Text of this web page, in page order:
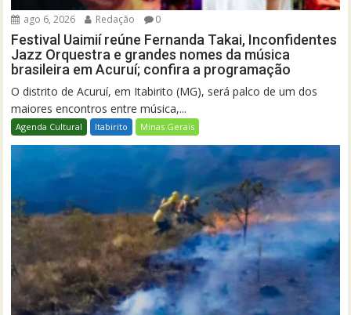
ago 6, 2026 Redação 0
Festival Uaimií reúne Fernanda Takai, Inconfidentes
Jazz Orquestra e grandes nomes da música
brasileira em Acuruí; confira a programação
O distrito de Acuruí, em Itabirito (MG), será palco de um dos
maiores encontros entre música,...
Agenda Cultural Itabirito Minas Gerais